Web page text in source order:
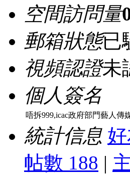
空間訪問量
郵箱狀態已
視頻認證未
個人簽名
唔拆999,icac政府部門藝人
統計信息
帖數 188 |